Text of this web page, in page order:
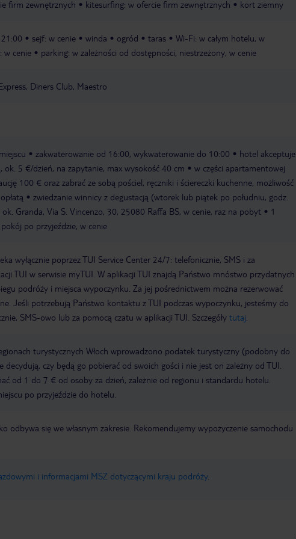
firm zewnętrznych kitesurfing: w ofercie firm zewnętrznych kort ziemny
sejf: w cenie winda ogród taras
Wi-Fi: w całym hotelu, w
w cenie parking: w zależności od dostępności, niestrzeżony, w cenie
Diners Club, Maestro
zakwaterowanie od 16:00, wykwaterowanie do 10:00
hotel akceptuje
ok. 5 €/dzień, na zapytanie, max wysokość 40 cm
w części apartamentowej
100 € oraz zabrać ze sobą pościel, ręczniki i ściereczki kuchenne, możliwość
zwiedzanie winnicy z degustacją (wtorek lub piątek po południu, godz.
Granda, Via S. Vincenzo, 30, 25080 Raffa BS, w cenie, raz na pobyt
1
po przyjeździe, w cenie
wyłącznie poprzez TUI Service Center 24/7: telefonicznie, SMS i za
TUI w serwisie myTUI. W aplikacji TUI znajdą Państwo mnóstwo przydatnych
podróży i miejsca wypoczynku. Za jej pośrednictwem można rezerwować
Jeśli potrzebują Państwo kontaktu z TUI podczas wypoczynku, jesteśmy do
SMS-owo lub za pomocą czatu w aplikacji TUI. Szczegóły tutaj
turystycznych Włoch wprowadzono podatek turystyczny (podobny do
decydują, czy będą go pobierać od swoich gości i nie jest on zależny od TUI.
od 1 do 7 € od osoby za dzień, zależnie od regionu i standardu hotelu.
po przyjeździe do hotelu.
odbywa się we własnym zakresie. Rekomendujemy wypożyczenie samochodu
i informacjami MSZ dotyczącymi kraju podróży.